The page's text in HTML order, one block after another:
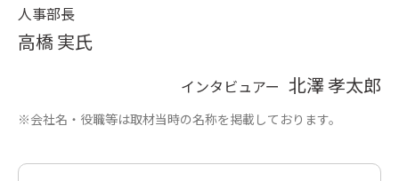
人事部長
高橋 実氏
インタビュアー 北澤 孝太郎
※会社名・役職等は取材当時の名称を掲載しております。